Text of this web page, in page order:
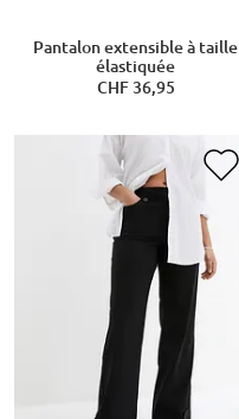
Pantalon extensible à taille
élastiquée
CHF 36,95